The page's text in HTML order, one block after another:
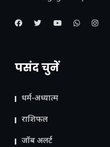
पसंद चुनें
धर्म-अध्यात्म
राशिफल
जॉब अलर्ट